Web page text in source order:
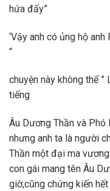
hứa đấy”
‘Vậy anh có ủng hộ
“
chuyện này không thể
tiếng
Âu Dương Thần và
nhưng anh ta là người
Thần một đại ma
con gái mang tên Âu
giờ,cũng chứng kiến